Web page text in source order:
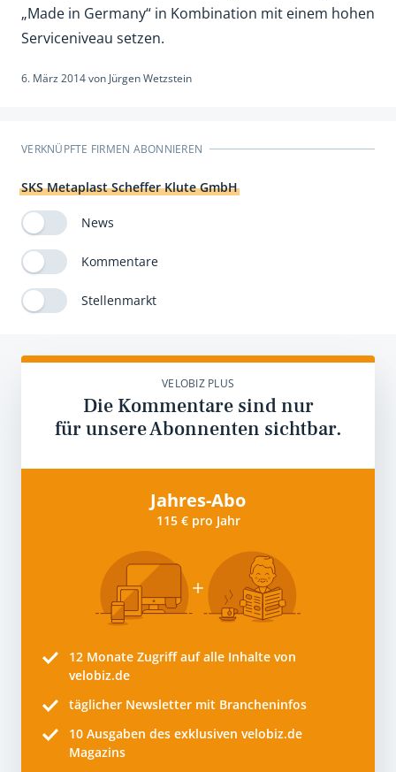
„Made in Germany“ in Kombination mit einem hohen
Serviceniveau setzen.
6. März 2014von Jürgen Wetzstein
VERKNÜPFTE FIRMEN ABONNIEREN
SKS Metaplast Scheffer Klute GmbH
News
Kommentare
Stellenmarkt
VELOBIZ PLUS
Die Kommentare sind nur
für unsere Abonnenten sichtbar.
Jahres-Abo
115 € pro Jahr
12 Monate Zugriff auf alle Inhalte von
velobiz.de
täglicher Newsletter mit Brancheninfos
10 Ausgaben des exklusiven velobiz.de
Magazins